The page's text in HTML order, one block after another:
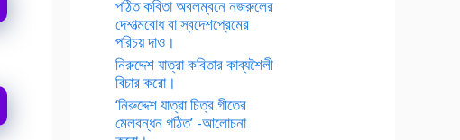
পঠিত কবিতা অবলম্বনে নজরুলের
দেশাত্মবোধ বা স্বদেশপ্রেমের
পরিচয় দাও।
নিরুদ্দেশ যাত্রা কবিতার কাব্যশৈলী
বিচার করো।
‘নিরুদ্দেশ যাত্রা চিত্র গীতের
মেলবন্ধন গঠিত’ -আলোচনা